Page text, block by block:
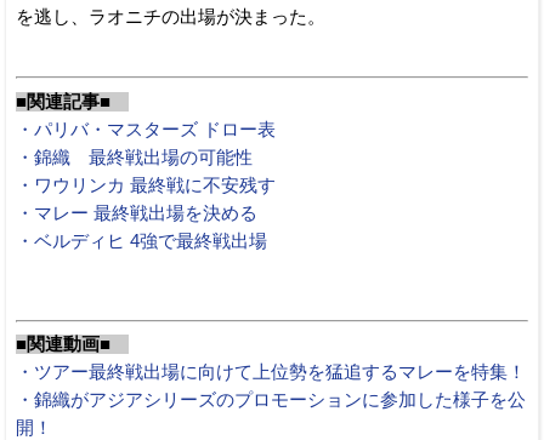
を逃し、ラオニチの出場が決まった。
■関連記事■
・パリバ・マスターズ ドロー表
・錦織 最終戦出場の可能性
・ワウリンカ 最終戦に不安残す
・マレー 最終戦出場を決める
・ベルディヒ 4強で最終戦出場
■関連動画■
・ツアー最終戦出場に向けて上位勢を猛追するマレーを特集！
・錦織がアジアシリーズのプロモーションに参加した様子を公
開！